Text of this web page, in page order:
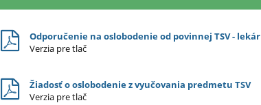
Tlačivá
Odporučenie na oslobodenie od povinnej TSV - lekár
Verzia pre tlač
Žiadosť o oslobodenie z vyučovania predmetu TSV
Verzia pre tlač